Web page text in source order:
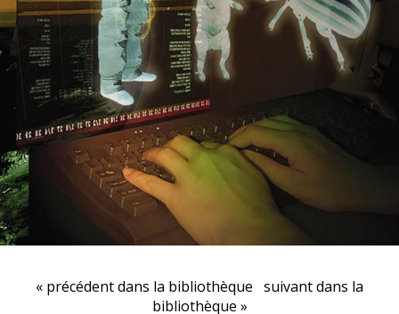
« précédent dans la bibliothèque suivant dans la
bibliothèque »